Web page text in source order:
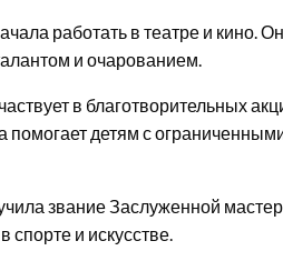
работать в театре и кино.
и очарованием.
в благотворительных
помогает детям с
звание Заслуженной
спорте и искусстве.